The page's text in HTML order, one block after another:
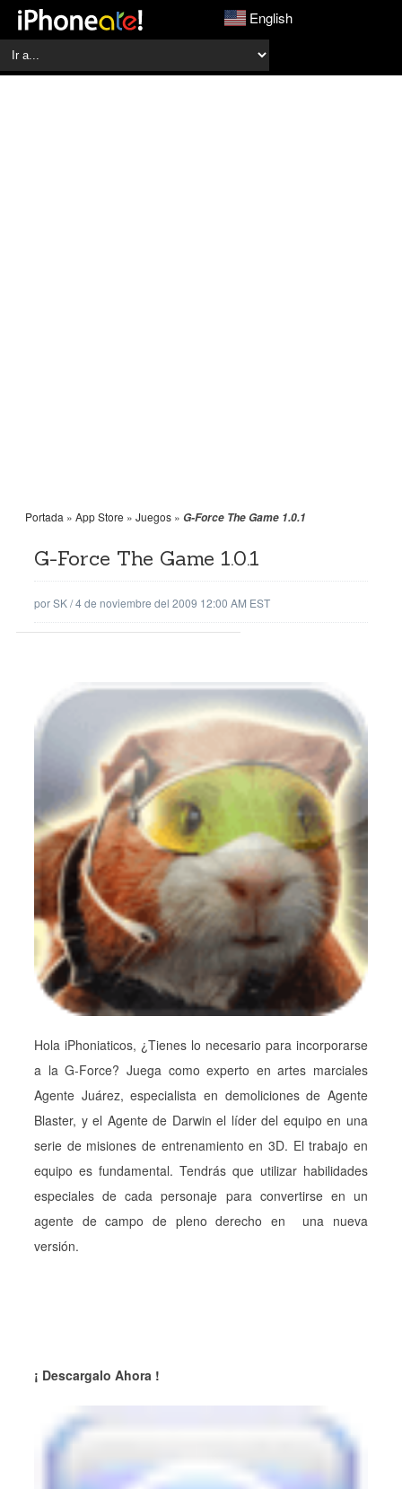
English
Portada » App Store » Juegos » G-Force The Game 1.0.1
G-Force The Game 1.0.1
porSK/4 de noviembre del 2009 12:00 AM EST
Hola iPhoniaticos, ¿Tienes lo necesario para incorporarse
a la G-Force? Juega como experto en artes marciales
Agente Juárez, especialista en demoliciones de Agente
Blaster, y el Agente de Darwin el líder del equipo en una
serie de misiones de entrenamiento en 3D. El trabajo en
equipo es fundamental. Tendrás que utilizar habilidades
especiales de cada personaje para convertirse en un
agente de campo de pleno derecho en una nueva
versión.
¡ Descargalo Ahora !